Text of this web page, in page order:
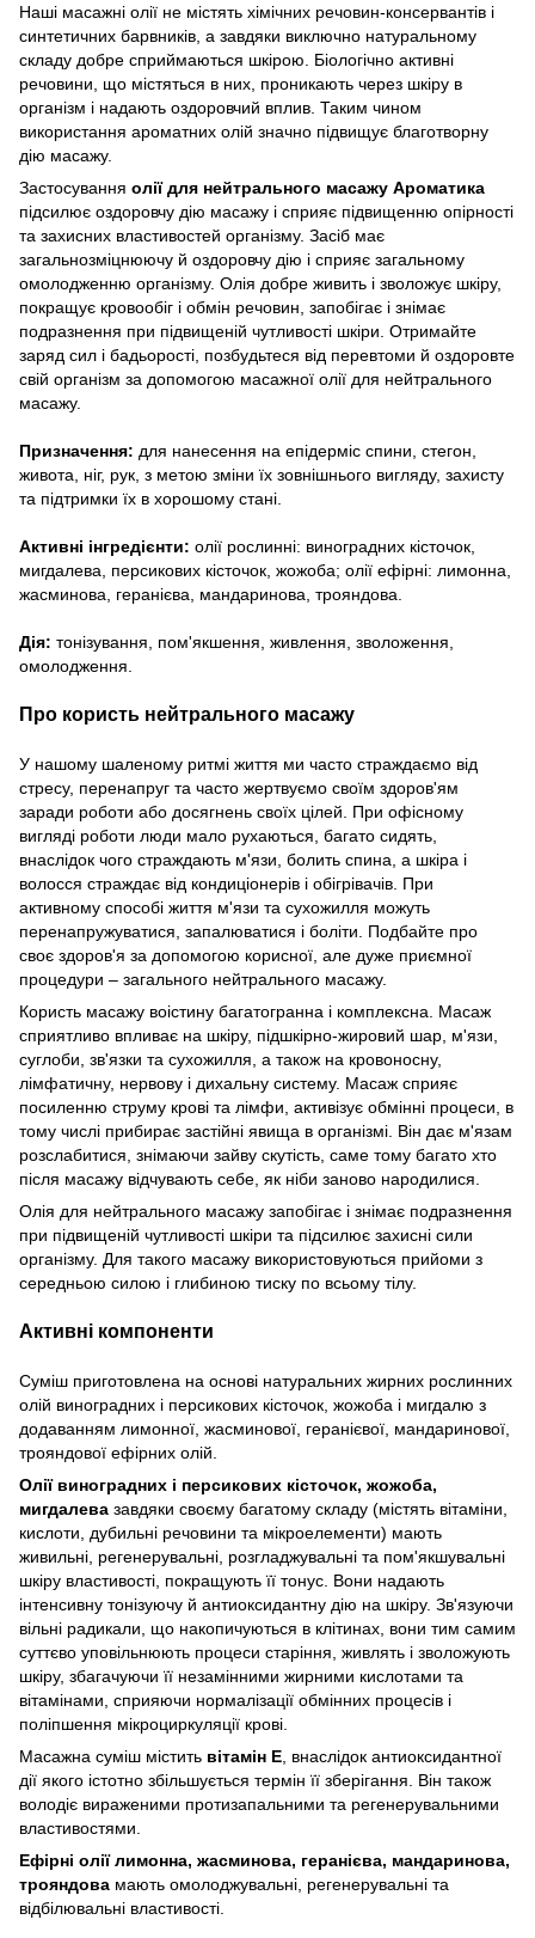
Наші масажні олії не містять хімічних речовин-консервантів і
синтетичних барвників, а завдяки виключно натуральному
складу добре сприймаються шкірою. Біологічно активні
речовини, що містяться в них, проникають через шкіру в
організм і надають оздоровчий вплив. Таким чином
використання ароматних олій значно підвищує благотворну
дію масажу.
Застосування олії для нейтрального масажу Ароматика
підсилює оздоровчу дію масажу і сприяє підвищенню опірності
та захисних властивостей організму. Засіб має
загальнозміцнюючу й оздоровчу дію і сприяє загальному
омолодженню організму. Олія добре живить і зволожує шкіру,
покращує кровообіг і обмін речовин, запобігає і знімає
подразнення при підвищеній чутливості шкіри. Отримайте
заряд сил і бадьорості, позбудьтеся від перевтоми й оздоровте
свій організм за допомогою масажної олії для нейтрального
масажу.
Призначення: для нанесення на епідерміс спини, стегон,
живота, ніг, рук, з метою зміни їх зовнішнього вигляду, захисту
та підтримки їх в хорошому стані.
Активні інгредієнти: олії рослинні: виноградних кісточок,
мигдалева, персикових кісточок, жожоба; олії ефірні: лимонна,
жасминова, геранієва, мандаринова, трояндова.
Дія: тонізування, пом'якшення, живлення, зволоження,
омолодження.
Про користь нейтрального масажу
У нашому шаленому ритмі життя ми часто страждаємо від
стресу, перенапруг та часто жертвуємо своїм здоров'ям
заради роботи або досягнень своїх цілей. При офісному
вигляді роботи люди мало рухаються, багато сидять,
внаслідок чого страждають м'язи, болить спина, а шкіра і
волосся страждає від кондиціонерів і обігрівачів. При
активному способі життя м'язи та сухожилля можуть
перенапружуватися, запалюватися і боліти. Подбайте про
своє здоров'я за допомогою корисної, але дуже приємної
процедури – загального нейтрального масажу.
Користь масажу воістину багатогранна і комплексна. Масаж
сприятливо впливає на шкіру, підшкірно-жировий шар, м'язи,
суглоби, зв'язки та сухожилля, а також на кровоносну,
лімфатичну, нервову і дихальну систему. Масаж сприяє
посиленню струму крові та лімфи, активізує обмінні процеси, в
тому числі прибирає застійні явища в організмі. Він дає м'язам
розслабитися, знімаючи зайву скутість, саме тому багато хто
після масажу відчувають себе, як ніби заново народилися.
Олія для нейтрального масажу запобігає і знімає подразнення
при підвищеній чутливості шкіри та підсилює захисні сили
організму. Для такого масажу використовуються прийоми з
середньою силою і глибиною тиску по всьому тілу.
Активні компоненти
Суміш приготовлена ​​на основі натуральних жирних рослинних
олій виноградних і персикових кісточок, жожоба і мигдалю з
додаванням лимонної, жасминової, геранієвої, мандаринової,
трояндової ефірних олій.
Олії виноградних і персикових кісточок, жожоба,
мигдалева завдяки своєму багатому складу (містять вітаміни,
кислоти, дубильні речовини та мікроелементи) мають
живильні, регенерувальні, розгладжувальні та пом'якшувальні
шкіру властивості, покращують її тонус. Вони надають
інтенсивну тонізуючу й антиоксидантну дію на шкіру. Зв'язуючи
вільні радикали, що накопичуються в клітинах, вони тим самим
суттєво уповільнюють процеси старіння, живлять і зволожують
шкіру, збагачуючи її незамінними жирними кислотами та
вітамінами, сприяючи нормалізації обмінних процесів і
поліпшення мікроциркуляції крові.
Масажна суміш містить вітамін Е , внаслідок антиоксидантної
дії якого істотно збільшується термін її зберігання. Він також
володіє вираженими протизапальними та регенерувальними
властивостями.
Ефірні олії лимонна, жасминова, геранієва, мандаринова,
трояндова мають омолоджувальні, регенерувальні та
відбілювальні властивості.